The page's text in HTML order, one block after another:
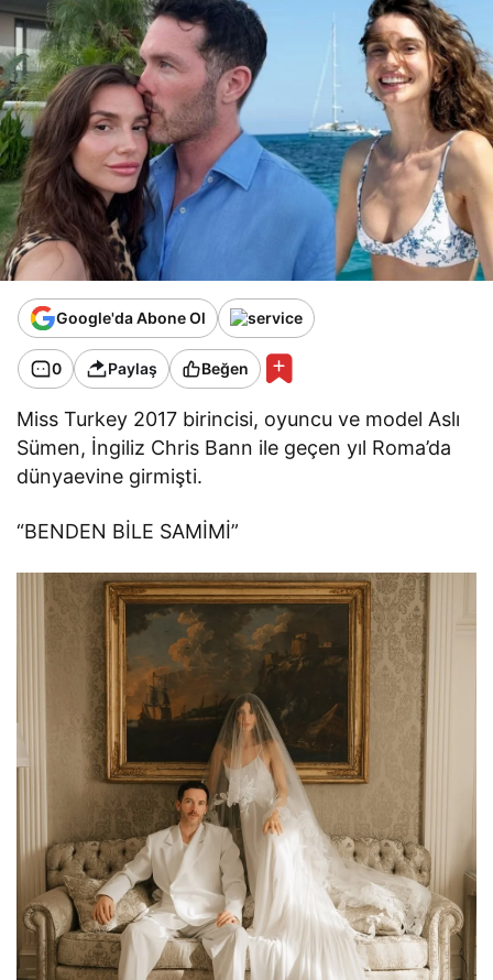
Google'da Abone Ol
0 Paylaş Beğen
Miss Turkey 2017 birincisi, oyuncu ve model Aslı
Sümen, İngiliz Chris Bann ile geçen yıl Roma’da
dünyaevine girmişti.
“BENDEN BİLE SAMİMİ”